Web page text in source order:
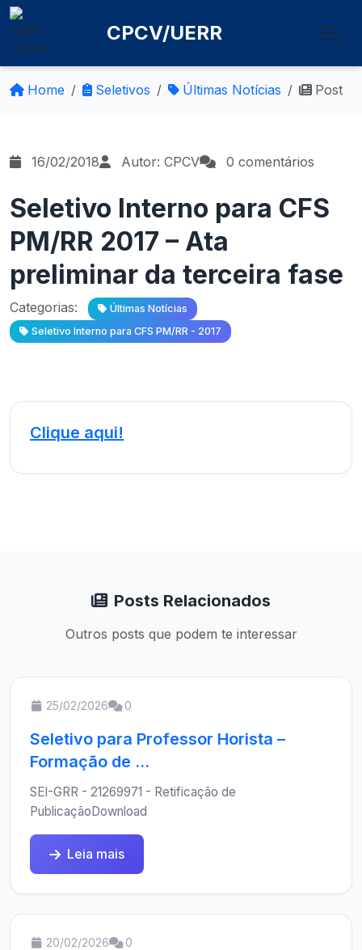
CPCV/UERR
Home Seletivos Últimas Notícias Post
16/02/2018 Autor: CPCV 0 comentários
Seletivo Interno para CFS
PM/RR 2017 – Ata
preliminar da terceira fase
Categorias:
Últimas Notícias
Seletivo Interno para CFS PM/RR - 2017
Clique aqui!
Posts Relacionados
Outros posts que podem te interessar
25/02/2026 0
Seletivo para Professor Horista –
Formação de ...
SEI-GRR - 21269971 - Retificação de
PublicaçãoDownload
Leia mais
20/02/2026 0